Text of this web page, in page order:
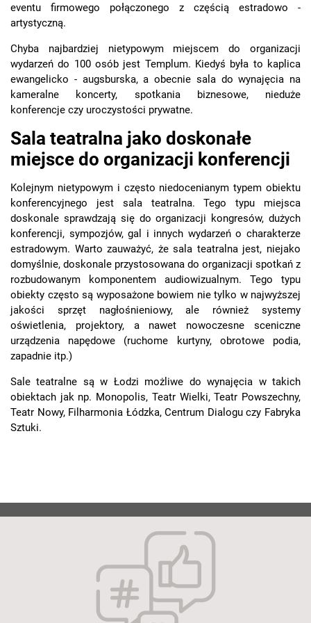
eventu firmowego połączonego z częścią estradowo -
artystyczną.
Chyba najbardziej nietypowym miejscem do organizacji
wydarzeń do 100 osób jest Templum. Kiedyś była to kaplica
ewangelicko - augsburska, a obecnie sala do wynajęcia na
kameralne koncerty, spotkania biznesowe, nieduże
konferencje czy uroczystości prywatne.
Sala teatralna jako doskonałe
miejsce do organizacji konferencji
Kolejnym nietypowym i często niedocenianym typem obiektu
konferencyjnego jest sala teatralna. Tego typu miejsca
doskonale sprawdzają się do organizacji kongresów, dużych
konferencji, sympozjów, gal i innych wydarzeń o charakterze
estradowym. Warto zauważyć, że sala teatralna jest, niejako
domyślnie, doskonale przystosowana do organizacji spotkań z
rozbudowanym komponentem audiowizualnym. Tego typu
obiekty często są wyposażone bowiem nie tylko w najwyższej
jakości sprzęt nagłośnieniowy, ale również systemy
oświetlenia, projektory, a nawet nowoczesne sceniczne
urządzenia napędowe (ruchome kurtyny, obrotowe podia,
zapadnie itp.)
Sale teatralne są w Łodzi możliwe do wynajęcia w takich
obiektach jak np. Monopolis, Teatr Wielki, Teatr Powszechny,
Teatr Nowy, Filharmonia Łódzka, Centrum Dialogu czy Fabryka
Sztuki.